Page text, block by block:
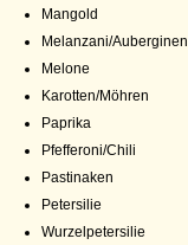
Mangold
Melanzani/Auberginen
Melone
Karotten/Möhren
Paprika
Pfefferoni/Chili
Pastinaken
Petersilie
Wurzelpetersilie